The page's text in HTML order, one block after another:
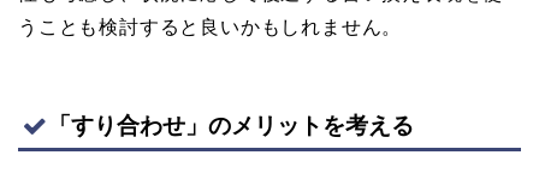
うことも検討すると良いかもしれません。
「すり合わせ」のメリットを考える